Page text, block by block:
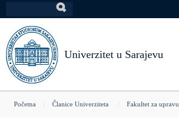
na
glavni
sadržaj
Univerzitet u Sarajevu
You
Početna Članice Univerziteta Fakultet za upravu